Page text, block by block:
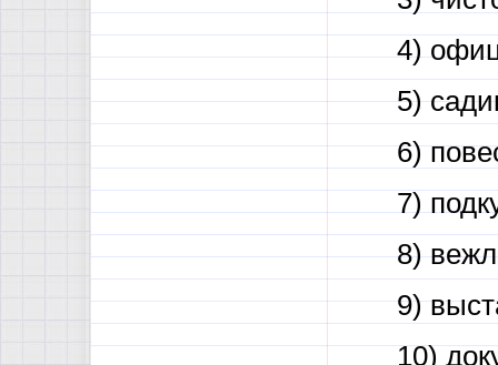
4)
5)
6)
7)
8)
9)
10)